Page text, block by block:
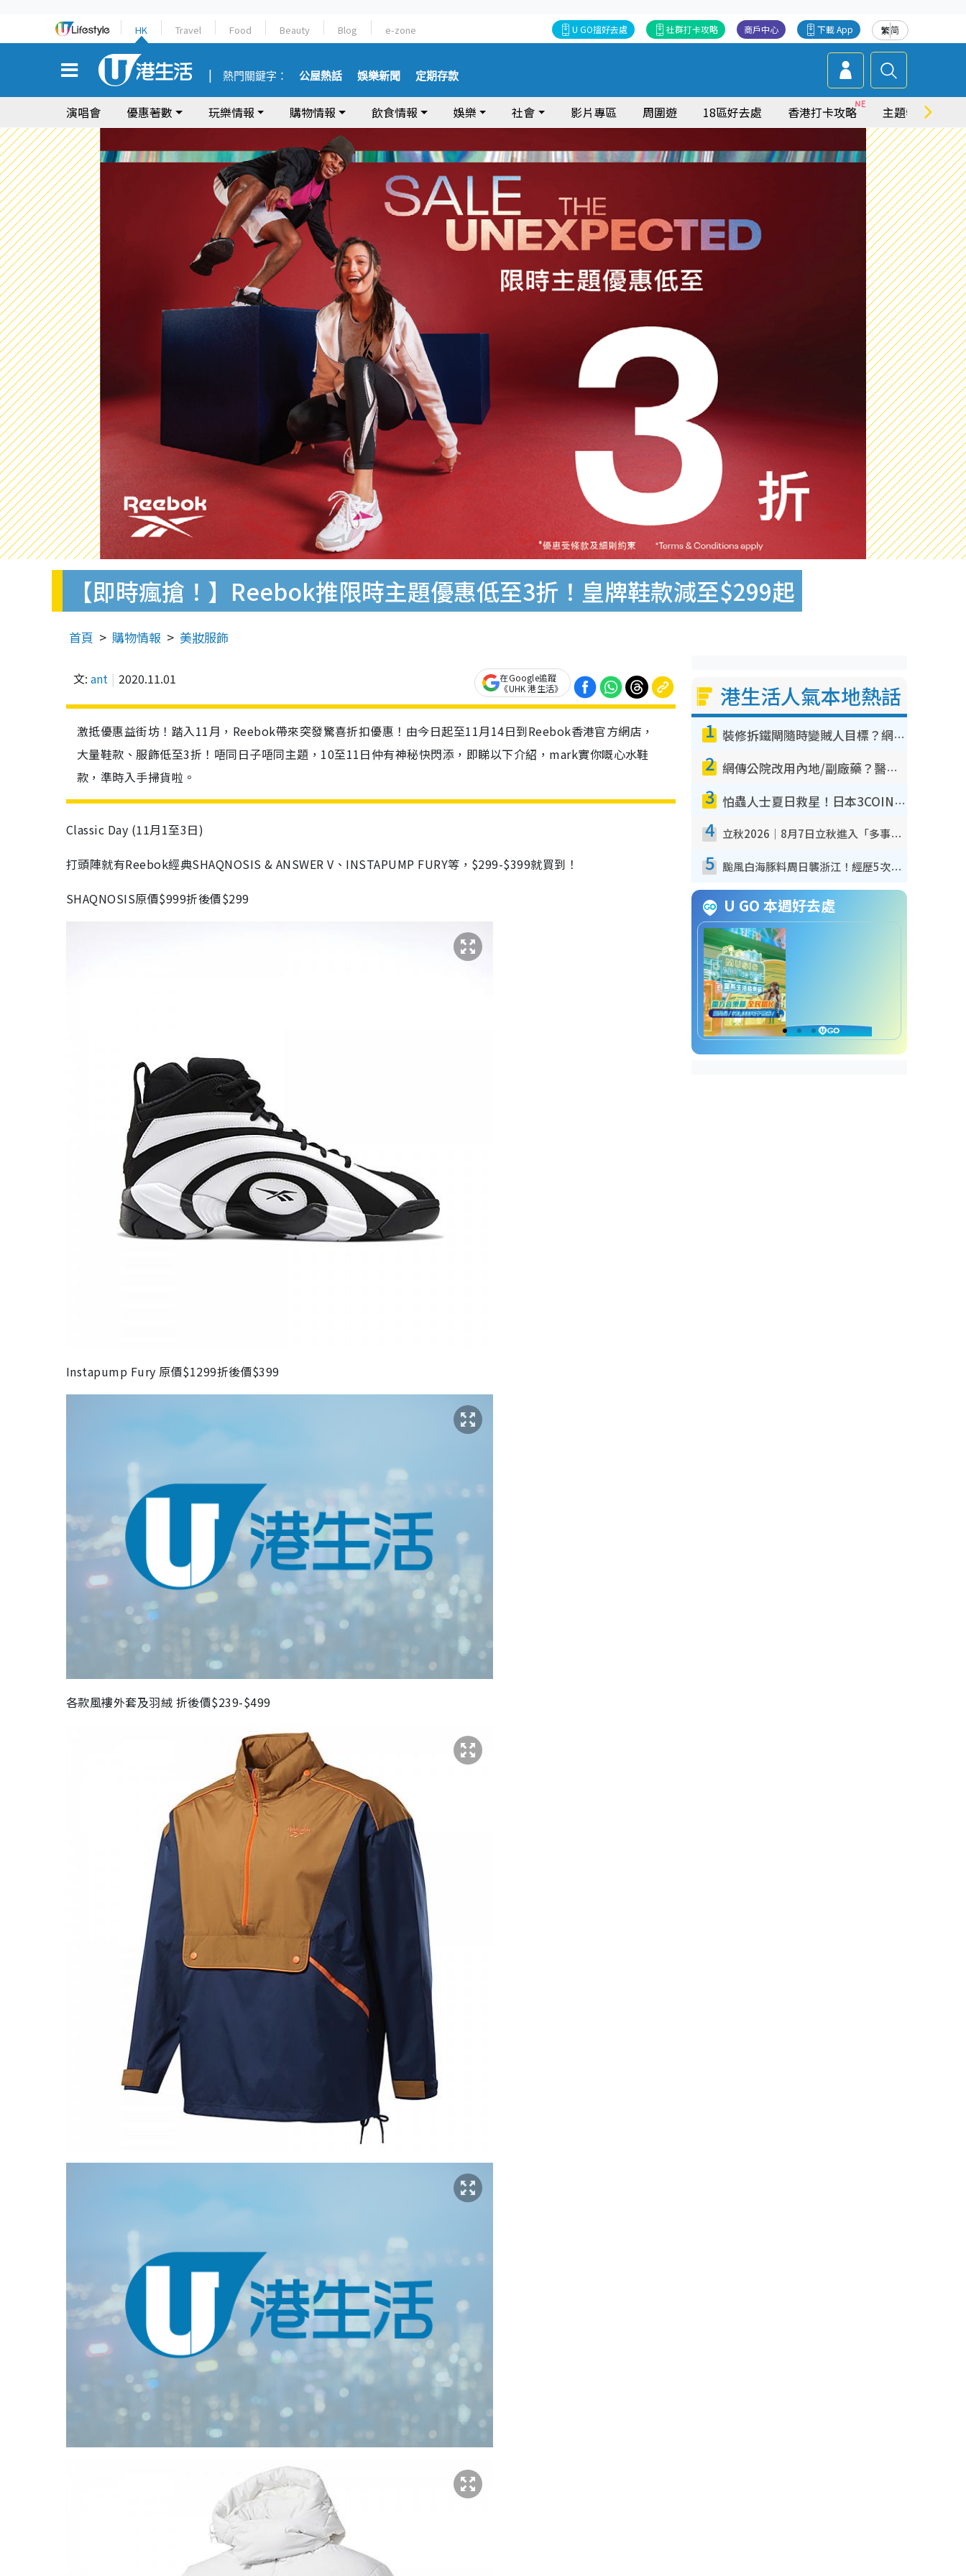
HK Travel Food Beauty Blog e-zone 繁简
下載 App
商戶中心
社群打卡攻略
U GO搵好去處
熱門關鍵字： 公屋熱話 娛樂新聞 定期存款
演唱會 優惠著數 玩樂情報 購物情報 飲食情報 娛樂 社會 影片專區 周圍遊 18區好去處 香港打卡攻略 主題特集
【即時瘋搶！】Reebok推限時主題優惠低至3折！皇牌鞋款減至$299起
首頁 購物情報 美妝服飾
文: ant 2020.11.01
在Google追蹤
《UHK 港生活》
激抵優惠益街坊！踏入11月，Reebok帶來突發驚喜折扣優惠！由今日起至11月14日到Reebok香港官方網店，
大量鞋款、服飾低至3折！唔同日子唔同主題，10至11日仲有神秘快閃添，即睇以下介紹，mark實你嘅心水鞋
款，準時入手掃貨啦。
Classic Day (11月1至3日)
打頭陣就有Reebok經典SHAQNOSIS & ANSWER V、INSTAPUMP FURY等，$299-$399就買到！
SHAQNOSIS原價$999折後價$299
Instapump Fury 原價$1299折後價$399
各款風褸外套及羽絨 折後價$239-$499
港生活人氣本地熱話
1 裝修拆鐵閘隨時變賊人目標？網民揭2大關鍵用途：裝新式等於白裝？附新舊鐵閘分別
2 網傳公院改用內地/副廠藥？醫生拆解正副廠分別 揭4類人換藥隨時出事
3 怕蟲人士夏日救星！日本3COINS爆紅驅蟲神器$45起 1招「全程免觸碰」輕鬆搞定小強
4 立秋2026｜8月7日立秋進入「多事之秋」 3件事唔做得！專家教6招開運 清枱頭／銀包納氣接好運
5 颱風白海豚料周日襲浙江！經歷5次「眼牆置換」極罕見 成登陸內地最長途颱風
U GO 本週好去處